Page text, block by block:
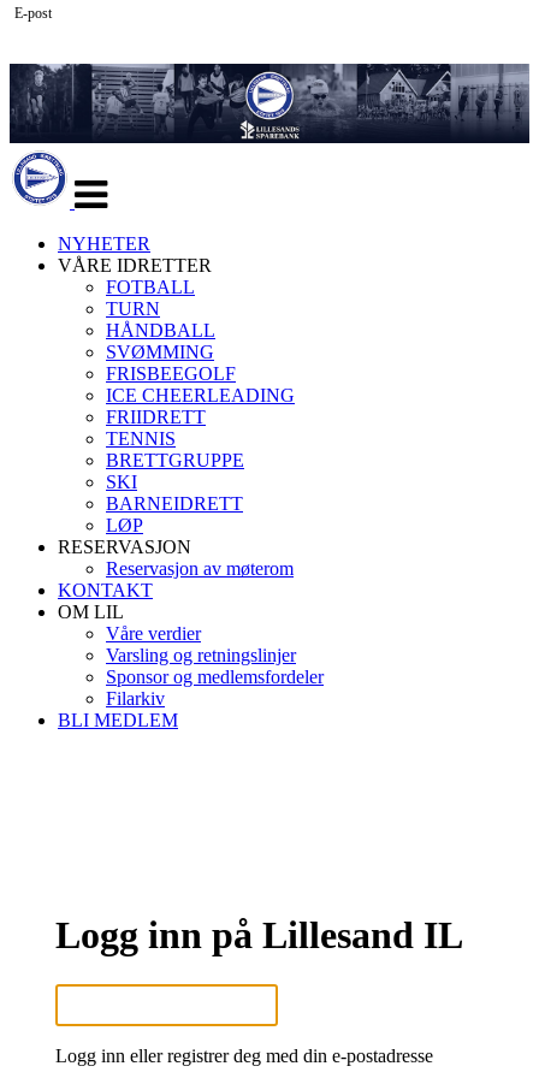
navigasjon
NYHETER
VÅRE IDRETTER
FOTBALL
TURN
HÅNDBALL
SVØMMING
FRISBEEGOLF
ICE CHEERLEADING
FRIIDRETT
TENNIS
BRETTGRUPPE
SKI
BARNEIDRETT
LØP
RESERVASJON
Reservasjon av møterom
KONTAKT
OM LIL
Våre verdier
Varsling og retningslinjer
Sponsor og medlemsfordeler
Filarkiv
BLI MEDLEM
Logg inn på Lillesand IL
E-post
Logg inn eller registrer deg med din e-postadresse